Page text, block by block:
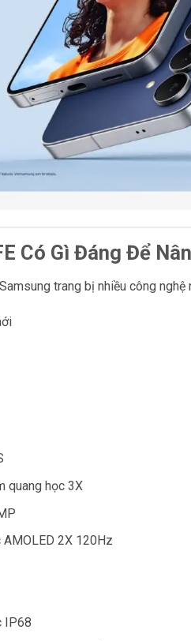
Có Gì Đáng Để
trang bị nhiều công
quang học 3X
AMOLED 2X 120Hz
IP68